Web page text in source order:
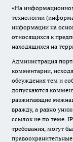
«На
технологии
информации на
относящихся к
находящихся на
Администрация
комментарии,
обсуждения тем и
допускаются
разжигающие
вражду, а равно
ссылок не по теме.
требования, могут